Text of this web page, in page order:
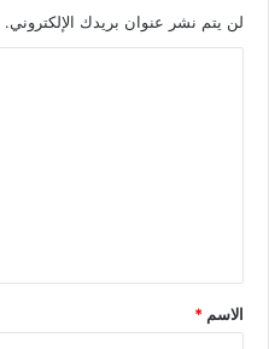
لن يتم نشر عنوان بريدك الإلكتروني.
الاسم *